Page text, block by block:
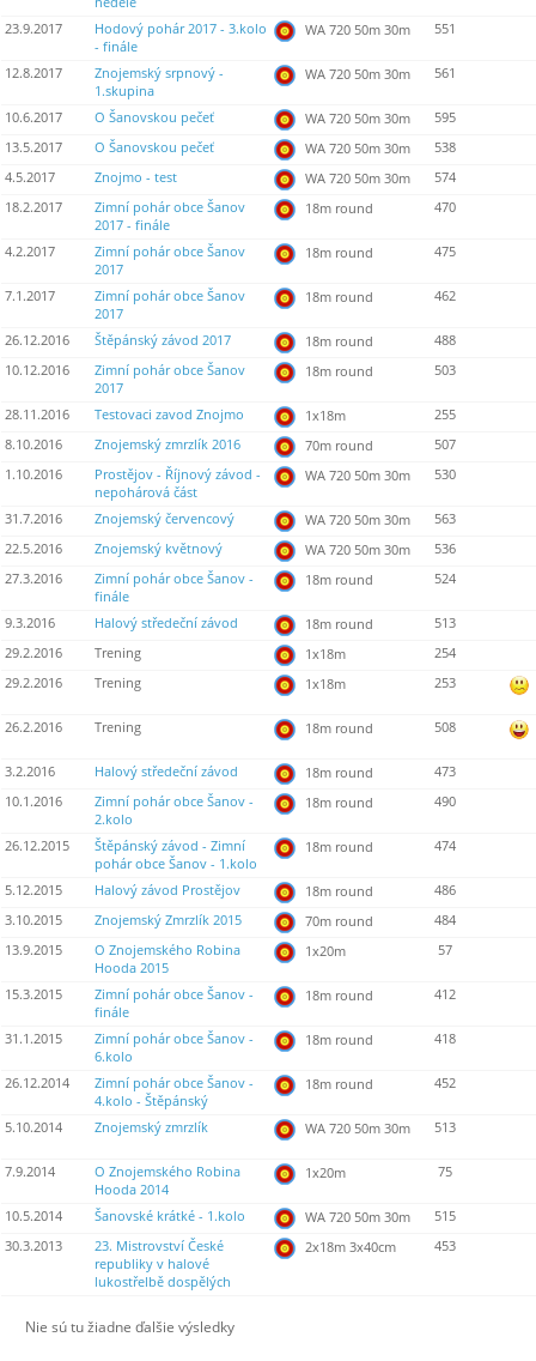
23.9.2017
Hodový pohár 2017 - 3.kolo
- finále
WA 720 50m 30m 551
12.8.2017
Znojemský srpnový -
1.skupina
WA 720 50m 30m 561
10.6.2017 O Šanovskou pečeť WA 720 50m 30m
595
13.5.2017
O Šanovskou pečeť WA 720 50m 30m
538
4.5.2017
Znojmo - test WA 720 50m 30m
574
18.2.2017
Zimní pohár obce Šanov
2017 - finále
18m round 470
4.2.2017
Zimní pohár obce Šanov
2017
18m round 475
7.1.2017
Zimní pohár obce Šanov
2017
18m round 462
26.12.2016 Štěpánský závod 2017 18m round
488
10.12.2016
Zimní pohár obce Šanov
2017
18m round 503
28.11.2016 Testovaci zavod Znojmo 1x18m
255
8.10.2016
Znojemský zmrzlík 2016 70m round
507
1.10.2016
Prostějov - Říjnový závod -
nepohárová část
WA 720 50m 30m 530
31.7.2016 Znojemský červencový WA 720 50m 30m
563
22.5.2016
Znojemský květnový WA 720 50m 30m
536
27.3.2016
Zimní pohár obce Šanov -
finále
18m round 524
9.3.2016 Halový středeční závod 18m round
513
29.2.2016
Trening 1x18m
254
29.2.2016
Trening 1x18m 253
26.2.2016 Trening 18m round 508
3.2.2016 Halový středeční závod 18m round
473
10.1.2016
Zimní pohár obce Šanov -
2.kolo
18m round 490
26.12.2015
Štěpánský závod - Zimní
pohár obce Šanov - 1.kolo
18m round 474
5.12.2015 Halový závod Prostějov 18m round
486
3.10.2015
Znojemský Zmrzlík 2015 70m round
484
13.9.2015
O Znojemského Robina
Hooda 2015
1x20m 57
15.3.2015
Zimní pohár obce Šanov -
finále
18m round 412
31.1.2015
Zimní pohár obce Šanov -
6.kolo
18m round 418
26.12.2014
Zimní pohár obce Šanov -
4.kolo - Štěpánský
18m round 452
5.10.2014 Znojemský zmrzlík WA 720 50m 30m 513
7.9.2014
O Znojemského Robina
Hooda 2014
1x20m 75
10.5.2014 Šanovské krátké - 1.kolo WA 720 50m 30m
515
30.3.2013
23. Mistrovství České
republiky v halové
lukostřelbě dospělých
2x18m 3x40cm 453
Nie sú tu žiadne ďalšie výsledky